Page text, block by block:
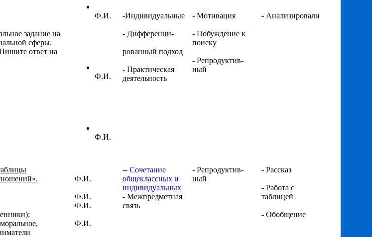
задание на
сферы.
ответ на
Ф.И.
Ф.И.
Ф.И.
-Индивидуальные
- Дифференци-
рованный подход
- Практическая
деятельность
- Мотивация
- Побуждение к
поиску
- Репродуктив-
ный
- Анализировали
Ф.И.
Ф.И.
Ф.И.
Ф.И.
-- Сочетание
общеклассных и
индивидуальных
- Межпредметная
связь
- Репродуктив-
ный
- Рассказ
- Работа с
таблицей
- Обобщение